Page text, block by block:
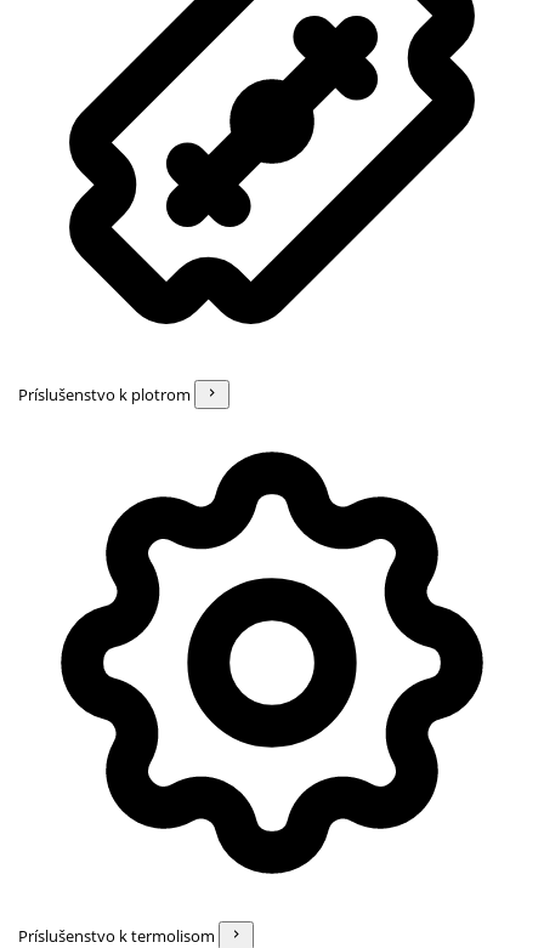
Príslušenstvo k plotrom
Príslušenstvo k termolisom